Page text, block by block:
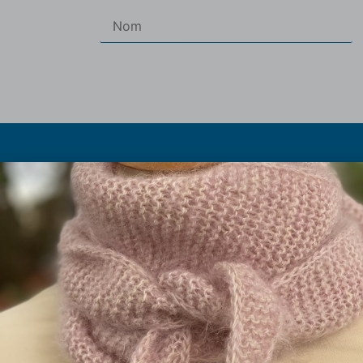
Olivier et Marielle Chautard
Ferme de Rouzaud (sur RDV)
09100 St Victor Rouzaud
09.75.99.11.94
Les
Les
Histoire du
Taille à
Les fils
La